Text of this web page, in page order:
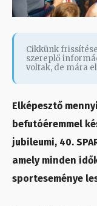
Cikkünk
szereplő
voltak, de mára
Elképesztő
befutóéremmel
jubileumi, 40.
amely minden
sporteseménye